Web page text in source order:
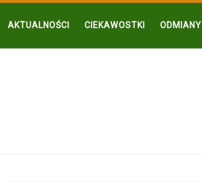
AKTUALNOŚCI CIEKAWOSTKI ODMIANY